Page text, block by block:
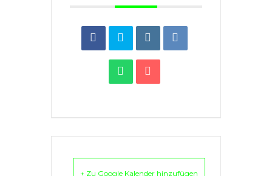
+ Zu Google Kalender hinzufügen